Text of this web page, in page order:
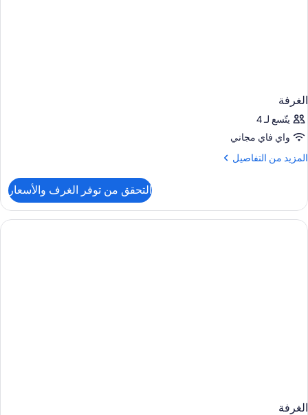
الغرفة
يتّسع لـ 4
واي فاي مجاني
المزيد من التفاصيل
المزيد
الغرفة
التحقق من توفر الغرف والأسعار
الغرفة